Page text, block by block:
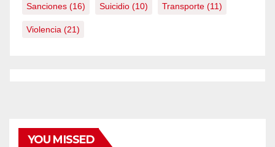
Sanciones (16) Suicidio (10) Transporte (11)
Violencia (21)
YOU MISSED